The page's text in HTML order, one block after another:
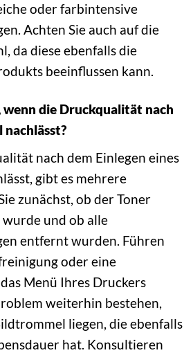
oder farbintensive
Achten Sie auch auf die
da diese ebenfalls die
beeinflussen kann.
wenn die Druckqualität nach
nachlässt?
nach dem Einlegen eines
gibt es mehrere
zunächst, ob der Toner
und ob alle
entfernt wurden. Führen
oder eine
Menü Ihres Druckers
weiterhin bestehen,
liegen, die ebenfalls
hat. Konsultieren